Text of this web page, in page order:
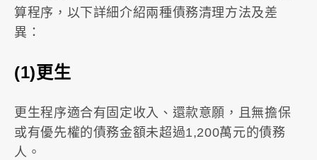
算程序，以下詳細介紹兩種債務清理方法及差
異：
(1)更生
更生程序適合有固定收入、還款意願，且無擔保
或有優先權的債務金額未超過1,200萬元的債務
人。